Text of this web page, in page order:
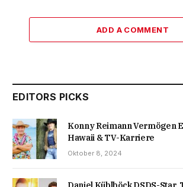
ADD A COMMENT
EDITORS PICKS
Konny Reimann Vermögen
Hawaii & TV-Karriere
Oktober 8, 2024